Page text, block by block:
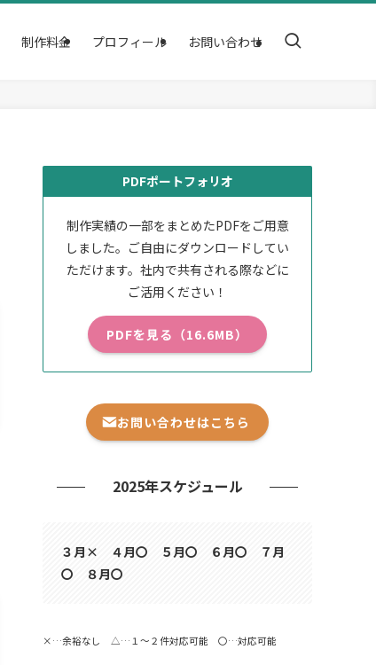
制作料金 プロフィール お問い合わせ
PDFポートフォリオ
制作実績の一部をまとめたPDFをご用意
しました。ご自由にダウンロードしてい
ただけます。社内で共有される際などに
ご活用ください！
PDFを見る（16.6MB）
お問い合わせはこちら
2025年スケジュール
３月× ４月〇 ５月〇 ６月〇 ７月
〇 ８月〇
×…余裕なし △…１～２件対応可能 〇…対応可能